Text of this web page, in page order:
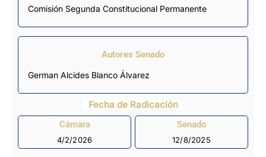
Comisión Segunda Constitucional Permanente
Autores Senado
German Alcides Blanco Álvarez
Fecha de Radicación
Cámara
4/2/2026
Senado
12/8/2025